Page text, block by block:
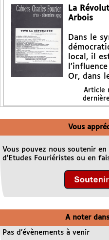
La
Arbois
Dans le
local, il
Or, dans
Article
Vous
Vous pouvez nous soutenir en
d’Etudes Fouriéristes ou en
A noter
Pas d’évènements à venir